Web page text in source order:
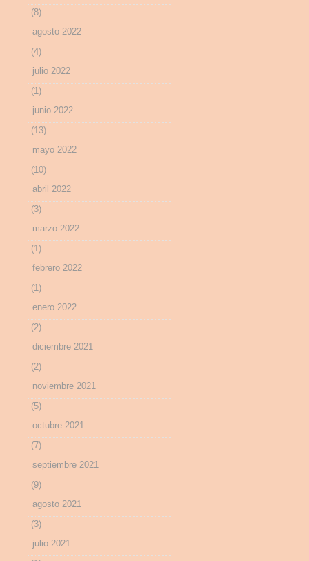
(8)
agosto 2022
(4)
julio 2022
(1)
junio 2022
(13)
mayo 2022
(10)
abril 2022
(3)
marzo 2022
(1)
febrero 2022
(1)
enero 2022
(2)
diciembre 2021
(2)
noviembre 2021
(5)
octubre 2021
(7)
septiembre 2021
(9)
agosto 2021
(3)
julio 2021